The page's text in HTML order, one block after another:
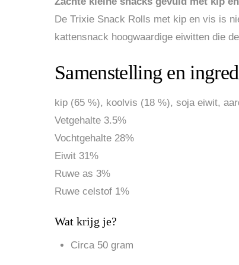
De Trixie Snack Rolls met kip en vis is
kattensnack hoogwaardige eiwitten die
Samenstelling en
kip (65 %), koolvis (18 %), soja eiwit,
Vetgehalte 3.5%
Vochtgehalte 28%
Eiwit 31%
Ruwe as 3%
Ruwe celstof 1%
Wat krijg je?
Circa 50 gram